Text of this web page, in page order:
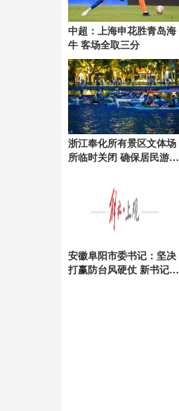
中超：上海申花胜青岛海
牛 客场全取三分
浙江奉化所有景区文体场
所临时关闭 确保居民游客
安徽阜阳市委书记：坚决
打赢防台风硬仗 新书记上